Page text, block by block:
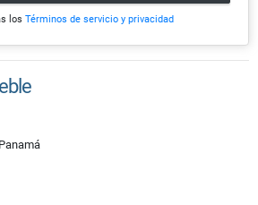
los Términos de servicio y privacidad
Panamá